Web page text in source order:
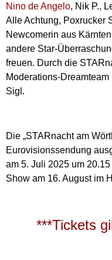
Nino de Angelo, Nik P.,
Alle Achtung, Poxrucker
Newcomerin aus
andere Star-
freuen. Durch die
Moderations-
Sigl.
Die „STARnacht am
Eurovisionssendung
am 5. Juli 2025 um
Show am 16. August im
***Tickets